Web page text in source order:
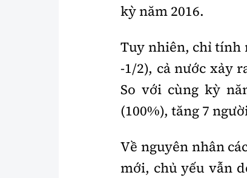
kỳ năm 2016.
Tuy nhiên, chỉ tính
-1/2), cả nước xảy
So với cùng kỳ
(100%), tăng 7
Về nguyên nhân
mới, chủ yếu vẫn